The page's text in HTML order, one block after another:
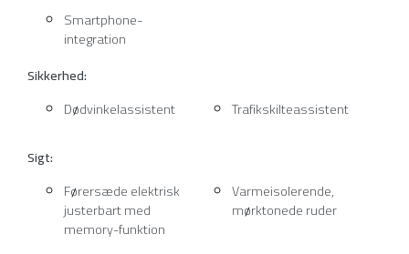
Smartphone-
integration
Sikkerhed:
Dødvinkelassistent
Trafikskilteassistent
Sigt:
Førersæde elektrisk
justerbart med
memory-funktion
Varmeisolerende,
mørktonede ruder